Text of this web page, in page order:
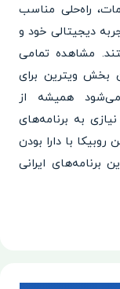
راه‌حلی مناسب
دیجیتالی خود و
مشاهده تمامی
بخش ویترین برای
همیشه از
به برنامه‌های
با دارا بودن
برنامه‌های ایرانی